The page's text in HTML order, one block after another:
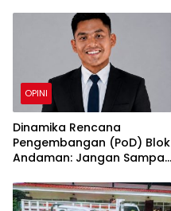
Daerah Sebagai Jalan
OPINI
Dinamika Rencana
Pengembangan (PoD) Blok
Andaman: Jangan Sampai
Tersandera